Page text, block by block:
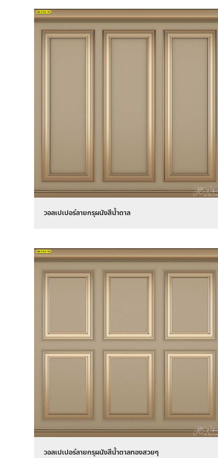
วอลเปเปอร์ลายกรุผนังสีน้ำตาล
วอลเปเปอร์ลายกรุผนังสีน้ำตาลทองสวยๆ